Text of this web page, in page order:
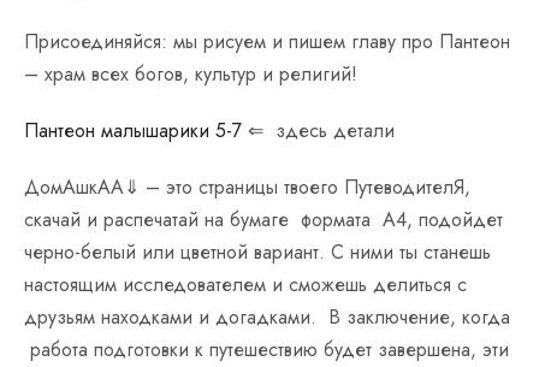
Присоединяйся: мы рисуем и пишем главу про Пантеон
– храм всех богов, культур и религий!
Пантеон малышарики 5-7 ⇐ здесь детали
ДомАшкАА⇓ – это страницы твоего ПутеводителЯ,
скачай и распечатай на бумаге формата A4, подойдет
черно-белый или цветной вариант. С ними ты станешь
настоящим исследователем и сможешь делиться с
друзьям находками и догадками. В заключение, когда
работа подготовки к путешествию будет завершена, эти